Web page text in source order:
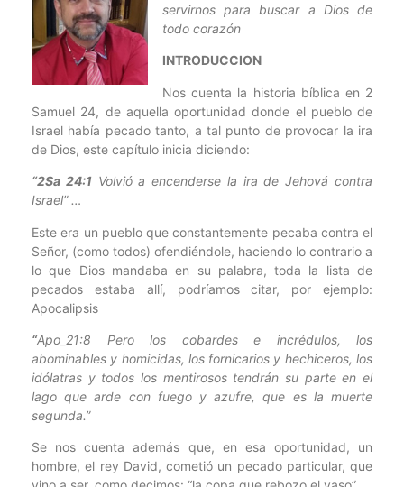
servirnos para buscar a Dios de
todo corazón
INTRODUCCION
Nos cuenta la historia bíblica en 2
Samuel 24, de aquella oportunidad donde el pueblo de
Israel había pecado tanto, a tal punto de provocar la ira
de Dios, este capítulo inicia diciendo:
“2Sa 24:1Volvió a encenderse la ira de Jehová contra
Israel” …
Este era un pueblo que constantemente pecaba contra el
Señor, (como todos) ofendiéndole, haciendo lo contrario a
lo que Dios mandaba en su palabra, toda la lista de
pecados estaba allí, podríamos citar, por ejemplo:
Apocalipsis
“Apo_21:8 Pero los cobardes e incrédulos, los
abominables y homicidas, los fornicarios y hechiceros, los
idólatras y todos los mentirosos tendrán su parte en el
lago que arde con fuego y azufre, que es la muerte
segunda.”
Se nos cuenta además que, en esa oportunidad, un
hombre, el rey David, cometió un pecado particular, que